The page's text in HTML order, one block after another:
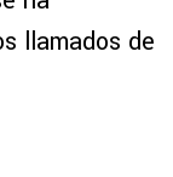
llamados de